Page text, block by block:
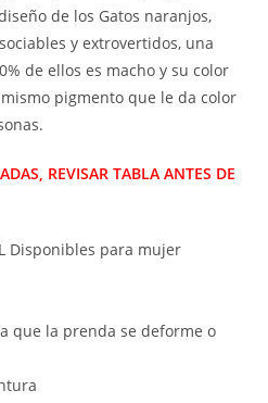
de los Gatos naranjos,
y extrovertidos, una
de ellos es macho y su color
pigmento que le da color
REVISAR TABLA ANTES DE
Disponibles para mujer
que la prenda se deforme o